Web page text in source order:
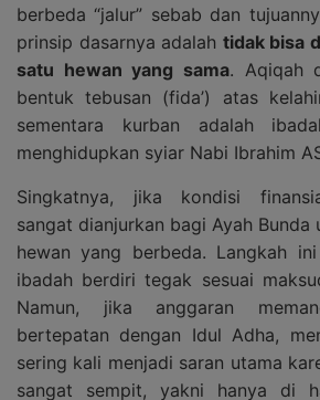
berbeda “jalur” sebab dan
prinsip dasarnya adalah tidak bisa
satu hewan yang sama. Aqiqah
bentuk tebusan (fida’) atas
sementara kurban adalah
menghidupkan syiar Nabi Ibrahim
Singkatnya, jika kondisi
sangat dianjurkan bagi Ayah Bunda
hewan yang berbeda. Langkah
ibadah berdiri tegak sesuai
Namun, jika anggaran
bertepatan dengan Idul Adha,
sering kali menjadi saran utama
sangat sempit, yakni hanya di